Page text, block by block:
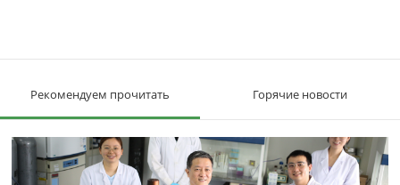
Рекомендуем прочитать Горячие новости